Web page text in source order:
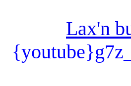
Lax'n